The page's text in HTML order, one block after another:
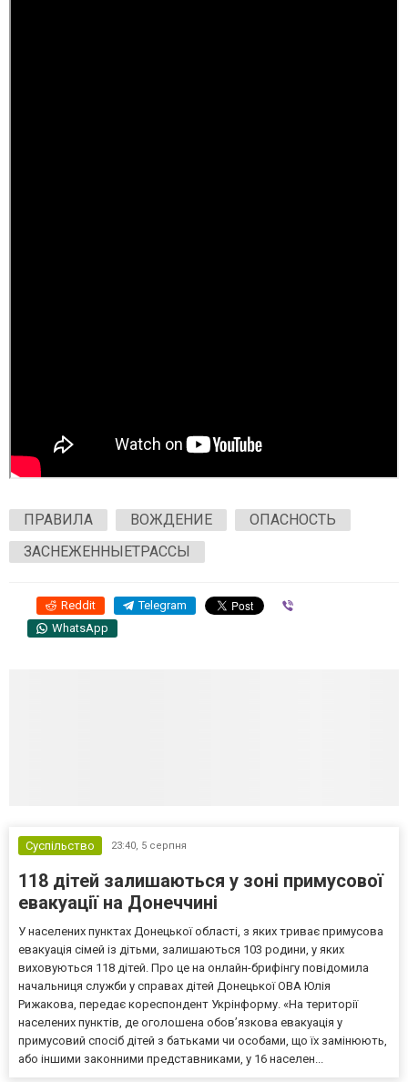
ПРАВИЛА ВОЖДЕНИЕ
ОПАСНОСТЬ
ЗАСНЕЖЕННЫЕТРАССЫ
Reddit Telegram
WhatsApp
Суспільство 23:40, 5 серпня
118 дітей залишаються у зоні примусової
евакуації на Донеччині
У населених пунктах Донецької області, з яких триває примусова
евакуація сімей із дітьми, залишаються 103 родини, у яких
виховуються 118 дітей. Про це на онлайн-брифінгу повідомила
начальниця служби у справах дітей Донецької ОВА Юлія
Рижакова, передає кореспондент Укрінформу. «На території
населених пунктів, де оголошена обов’язкова евакуація у
примусовий спосіб дітей з батьками чи особами, що їх замінюють,
або іншими законними представниками, у 16 населен...